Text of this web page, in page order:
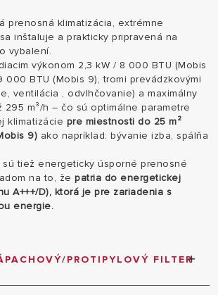
prenosná klimatizácia, extrémne
inštaluje a prakticky pripravená na
vybalení.
výkonom 2,3 kW / 8 000 BTU (Mobis
000 BTU (Mobis 9), tromi prevádzkovými
ventilácia , odvlhčovanie) a maximálny
295 m³/h – čo sú optimálne parametre
klimatizácie pre miestnosti do 25 m²
9) ako napríklad: bývanie izba, spálňa
tiež energeticky úsporné prenosné
na to, že patria do energetickej
A+++/D), ktorá je pre zariadenia s
energie.
PROTIPYLOVÝ FILTER
Mobis 8/9 má protizápachový